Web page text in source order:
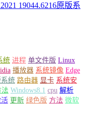
19044.6216原版系
统 进程 单文件版 Linux
播放器 系统镜像 Edge
统 路由器 显卡 系统安
法 Windows8.1 cpu 解析
更新 绿色版 方法 微软